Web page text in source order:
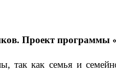
Проект программы
как семья и